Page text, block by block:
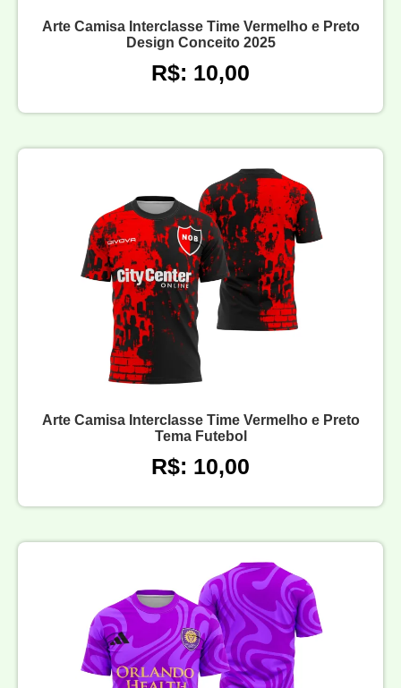
Arte Camisa Interclasse Time Vermelho e Preto
Design Conceito 2025
R$: 10,00
Arte Camisa Interclasse Time Vermelho e Preto
Tema Futebol
R$: 10,00